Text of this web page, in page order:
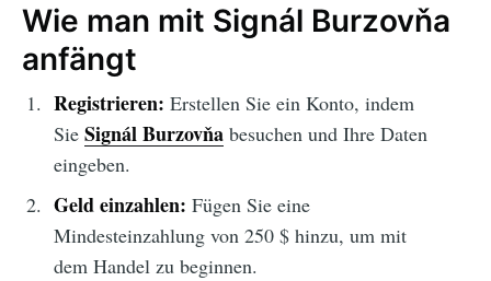
Wie man mit Signál Burzovňa
anfängt
Registrieren: Erstellen Sie ein Konto, indem
Sie Signál Burzovňabesuchen und Ihre Daten
eingeben.
Geld einzahlen: Fügen Sie eine
Mindesteinzahlung von 250 $ hinzu, um mit
dem Handel zu beginnen.